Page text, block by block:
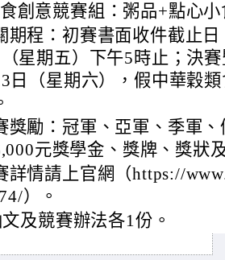
創意競賽組：粥品+點心
期程：初賽書面收件截止
星期五）下午5時止；決
日（星期六），假中華穀
獎勵：冠軍、亞軍、季軍
元獎學金、獎牌、獎狀
詳情請上官網（https://
）。
及競賽辦法各1份。